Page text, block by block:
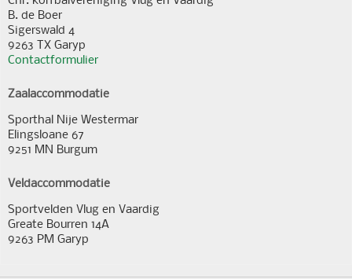
B. de Boer
Sigerswald 4
9263 TX Garyp
Contactformulier
Zaalaccommodatie
Sporthal Nije Westermar
Elingsloane 67
9251 MN Burgum
Veldaccommodatie
Sportvelden Vlug en Vaardig
Greate Bourren 14A
9263 PM Garyp